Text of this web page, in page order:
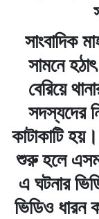
সাংবাদিক
সামনে
বেরিয়ে
সদস্যদের
কাটাকাটি
শুরু হলে
এ ঘটনার
ভিডিও ধারন